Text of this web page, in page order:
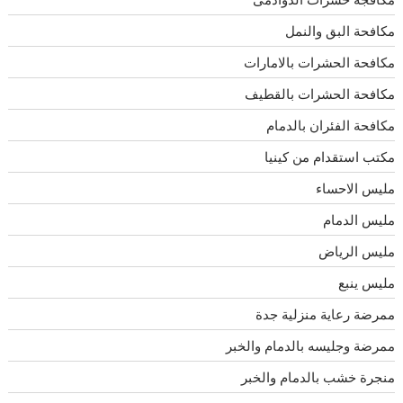
مكافحة البق والنمل
مكافحة الحشرات بالامارات
مكافحة الحشرات بالقطيف
مكافحة الفئران بالدمام
مكتب استقدام من كينيا
مليس الاحساء
مليس الدمام
مليس الرياض
مليس ينبع
ممرضة رعاية منزلية جدة
ممرضة وجليسه بالدمام والخبر
منجرة خشب بالدمام والخبر